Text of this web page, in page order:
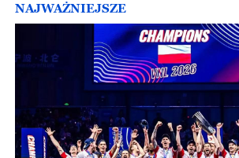
NAJWAŻNIEJSZE